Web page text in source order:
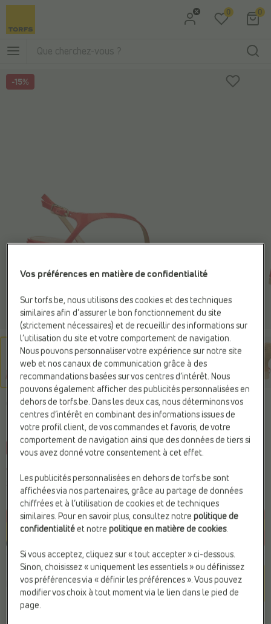
Aller au menu principal
0 0
-15%
GEOX
Sandales rouge
-15% Web Only
18,00 €
120,00 € 102,00 €
Prix le plus bas précédent :
Couleur
Rouge
Vos préférences en matière de confidentialité
Sur torfs.be, nous utilisons des cookies et des techniques
similaires afin d’assurer le bon fonctionnement du site
(strictement nécessaires) et de recueillir des informations sur
l’utilisation du site et votre comportement de navigation.
Nous pouvons personnaliser votre expérience sur notre site
web et nos canaux de communication grâce à des
recommandations basées sur vos centres d’intérêt. Nous
pouvons également afficher des publicités personnalisées en
dehors de torfs.be. Dans les deux cas, nous déterminons vos
centres d’intérêt en combinant des informations issues de
votre profil client, de vos commandes et favoris, de votre
comportement de navigation ainsi que des données de tiers si
vous avez donné votre consentement à cet effet.
Les publicités personnalisées en dehors de torfs.be sont
affichées via nos partenaires, grâce au partage de données
chiffrées et à l’utilisation de cookies et de techniques
similaires. Pour en savoir plus, consultez notrepolitique de
confidentialité et notrepolitique en matière de cookies.
Si vous acceptez, cliquez sur « tout accepter » ci-dessous.
Sinon, choisissez « uniquement les essentiels » ou définissez
vos préférences via « définir les préférences ». Vous pouvez
modifier vos choix à tout moment via le lien dans le pied de
page.